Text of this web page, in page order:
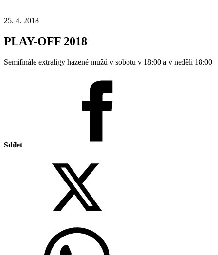
25. 4. 2018
PLAY-OFF 2018
Semifinále extraligy házené mužů v sobotu v 18:00 a v neděli 18:00
Sdílet